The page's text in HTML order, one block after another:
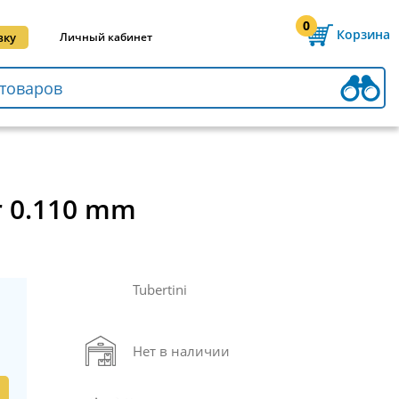
Личный кабинет
0
Корзина
mm
Tubertini
Нет в наличии